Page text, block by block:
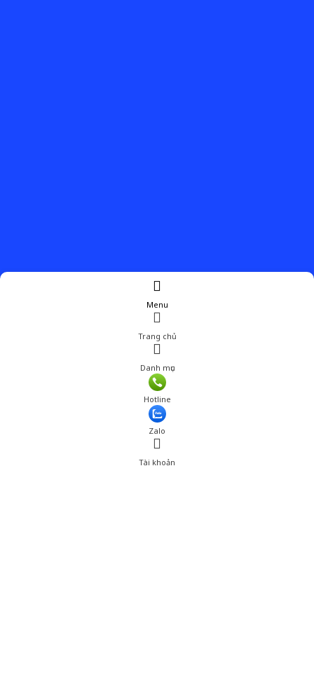
Menu
Trang chủ
Danh mục
Hotline
Zalo
Tài khoản